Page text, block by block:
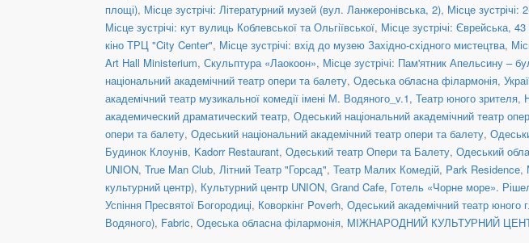
площі), Місце зустрічі: Літературний музей (вул. Ланжеронівська, 2), Місце
Місце зустрічі: кут вулиць Коблевської та Ольгіївської, Місце зустрічі: Єврейська,
кіно ТРЦ "City Center", Місце зустрічі: вхід до музею Західно-східного мистецтва,
Art Hall Ministerium, Скульптура «Лаокоон», Місце зустрічі: Пам'ятник Апельсину –
національний академічний театр опери та балету, Одеська обласна філармонія,
академічний театр музикальної комедії імені М. Водяного_v.1, Театр юного зрителя,
академический драматический театр, Одеський національний академічний театр
опери та балету, Одеський національний академічний театр опери та балету,
Будинок Клоунів, Kadorr Restaurant, Одеський театр Опери та Балету, Одеський
UNION, True Man Club, Літний Театр "Горсад", Театр Малих Комедій, Park Residence,
культурний центр), Культурний центр UNION, Grand Cafe, Готель «Чорне море».
Успіння Пресвятої Богородиці, Коворкінг Poverh, Одеський академічний театр юного
Водяного), Fabric, Одеська обласна філармонія, МІЖНАРОДНИЙ КУЛЬТУРНИЙ